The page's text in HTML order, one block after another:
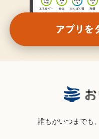
誰もがいつまでも、